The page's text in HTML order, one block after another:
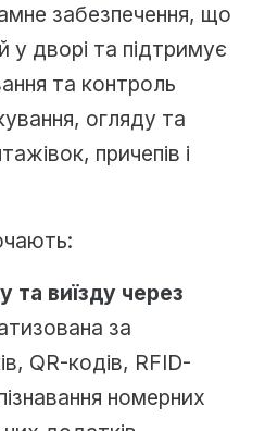
забезпечення, що
у дворі та підтримує
та контроль
огляду та
причепів і
та виїзду через
за
QR-кодів, RFID-
номерних